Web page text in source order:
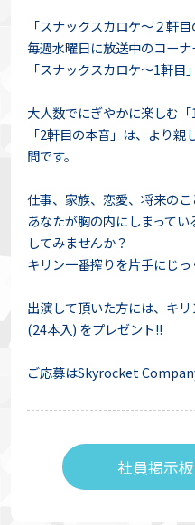
「スナックスカロケ～２軒
毎週水曜日に放送中のコーナ
「スナックスカロケ～1軒目
大人数でにぎやかに楽しむ「
「2軒目の本音」は、より
間です。
仕事、家族、恋愛、将来のこ
あなたが胸の内にしまって
してみませんか？
キリン一番搾りを片手にじ
出演して頂いた方には、キ
(24本入) をプレゼント!!
ご応募はSkyrocket
社員掲示